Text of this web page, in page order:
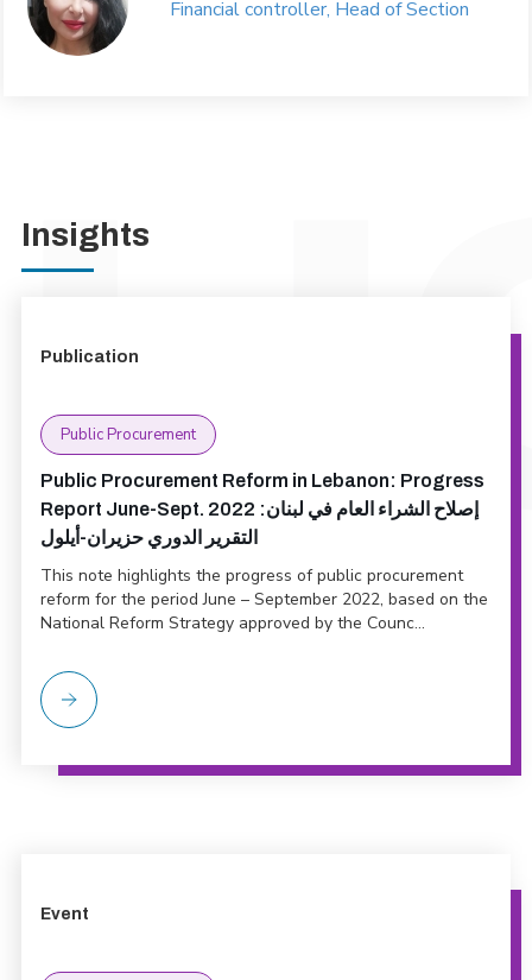
Financial controller, Head of Section
Insights
Publication
Public Procurement
Public Procurement Reform in Lebanon: Progress
Report June-Sept. 2022 إصلاح الشراء العام في لبنان:
التقرير الدوري حزيران-أيلول
This note highlights the progress of public procurement
reform for the period June – September 2022, based on the
National Reform Strategy approved by the Counc...
Event